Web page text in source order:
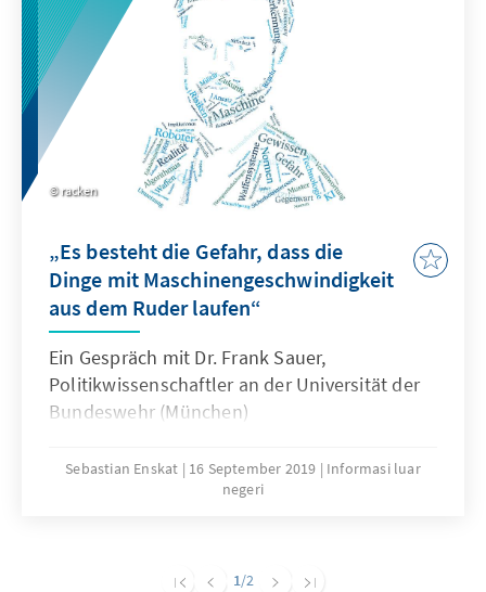
racken
„Es besteht die Gefahr, dass die
Dinge mit Maschinengeschwindigkeit
aus dem Ruder laufen“
Ein Gespräch mit Dr. Frank Sauer,
Politikwissenschaftler an der Universität der
Bundeswehr (München)
Sebastian Enskat 16 September 2019
Informasi luar
negeri
1/2